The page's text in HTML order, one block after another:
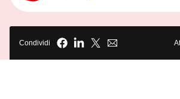
Condividi